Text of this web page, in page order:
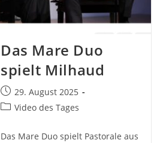
Das Mare Duo
spielt Milhaud
Beitrag
veröffentlicht:
29. August 2025
Beitrags-
Video des Tages
Das Mare Duo spielt Pastorale aus